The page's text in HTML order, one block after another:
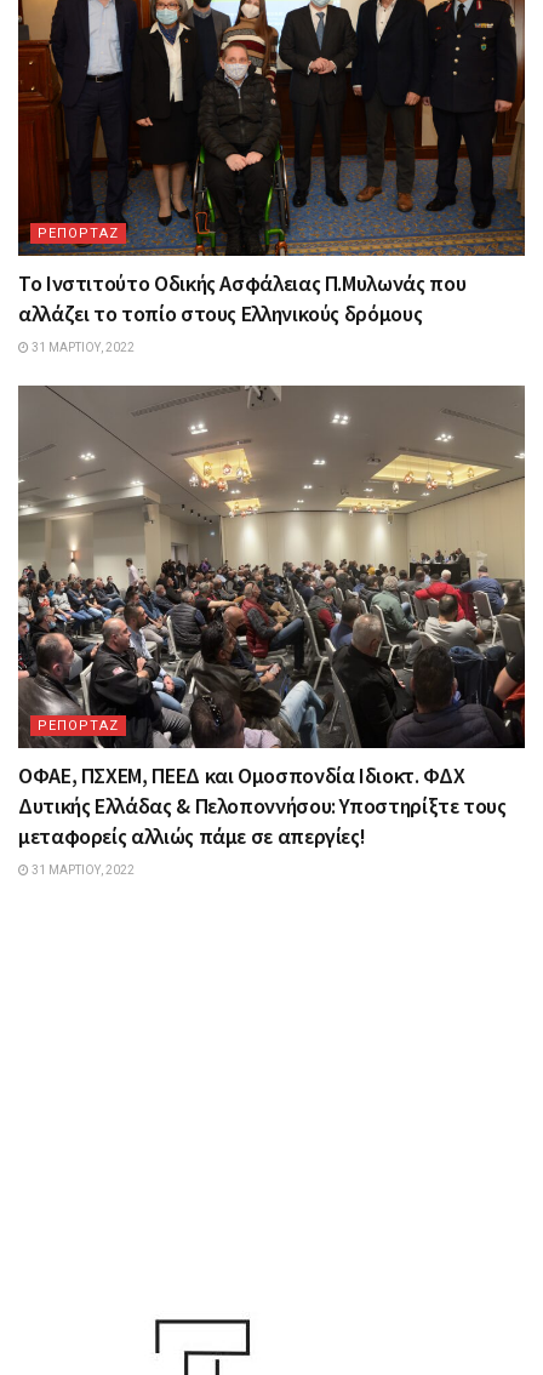
ΡΕΠΟΡΤΑΖ
Το Ινστιτούτο Οδικής Ασφάλειας Π.Μυλωνάς που
αλλάζει το τοπίο στους Ελληνικούς δρόμους
31 ΜΑΡΤΊΟΥ, 2022
ΡΕΠΟΡΤΑΖ
ΟΦΑΕ, ΠΣΧΕΜ, ΠΕΕΔ και Ομοσπονδία Ιδιοκτ. ΦΔΧ
Δυτικής Ελλάδας & Πελοποννήσου: Υποστηρίξτε τους
μεταφορείς αλλιώς πάμε σε απεργίες!
31 ΜΑΡΤΊΟΥ, 2022